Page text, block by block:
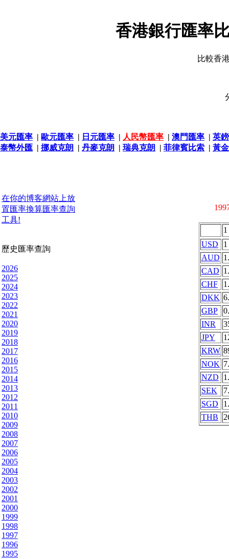
香港銀行匯率
比較香
美元匯率 | 歐元匯率 | 日元匯率 | 人民幣匯率 | 澳門匯率 | 英
泰幣外匯 | 挪威克朗 | 丹麥克朗 | 瑞典克朗 | 菲律賓比索 | 黃
在你的博客網站上放
置匯率換算匯率查詢
工具!
歷史匯率查詢
2026
2025
2024
2023
2022
2021
2020
2019
2018
2017
2016
2015
2014
2013
2012
2011
2010
2009
2008
2007
2006
2005
2004
2003
2002
2001
2000
1999
1998
1997
1996
1995
1
USD
1
AUD
CAD
CHF
DKK
GBP
INR
JPY
KRW
NOK
NZD
SEK
SGD
THB